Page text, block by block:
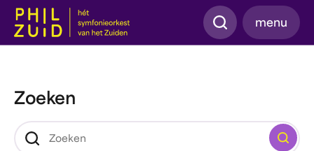
Zoeken
menu
Zoeken
Zoeken